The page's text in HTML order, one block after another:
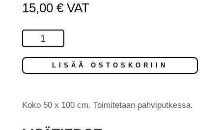
15,00 € VAT
Forest
Finland
Nr
23
Paper
LISÄÄ OSTOSKORIIN
Koko 50 x 100 cm. Toimitetaan pahviputkessa.